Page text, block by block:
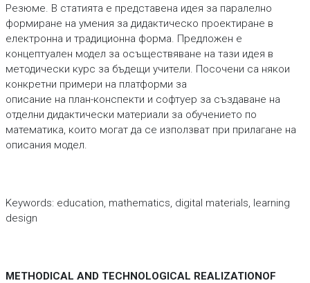
Резюме. В статията е представена идея за паралелно
формиране на умения за дидактическо проектиране в
електронна и традиционна форма. Предложен е
концептуален модел за осъществяване на тази идея в
методически курс за бъдещи учители. Посочени са някои
конкретни примери на платформи за
описание на план-конспекти и софтуер за създаване на
отделни дидактически материали за обучението по
математика, които могат да се използват при прилагане на
описания модел.
Keywords: education, mathematics, digital materials, learning
design
METHODICAL AND TECHNOLOGICAL REALIZATIONOF